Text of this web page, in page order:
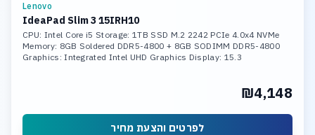
Lenovo
IdeaPad Slim 3 15IRH10
CPU: Intel Core i5 Storage: 1TB SSD M.2 2242 PCIe 4.0x4 NVMe
Memory: 8GB Soldered DDR5-4800 + 8GB SODIMM DDR5-4800
Graphics: Integrated Intel UHD Graphics Display: 15.3
₪4,148
לפרטים והצעת מחיר